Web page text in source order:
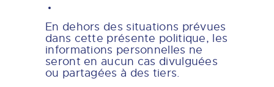
En dehors des situations prévues
dans cette présente politique, les
informations personnelles ne
seront en aucun cas divulguées
ou partagées à des tiers.